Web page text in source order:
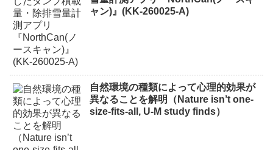
ャン)』(KK-260025-A)
自然環境の種類によって心理的効果が
異なることを解明（Nature isn’t one-
size-fits-all, U-M study finds）